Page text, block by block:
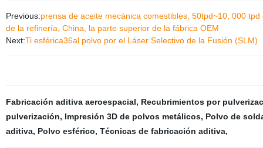
Previous:prensa de aceite mecánica comestibles, 50tpd~10, 000
de la refinería, China, la parte superior de la fábrica OEM
Next:Ti esférica36al polvo por el Láser Selectivo de la Fusión (SLM)
Fabricación aditiva aeroespacial, Recubrimientos por
pulverización, Impresión 3D de polvos metálicos, Polvo de
aditiva, Polvo esférico, Técnicas de fabricación aditiva,